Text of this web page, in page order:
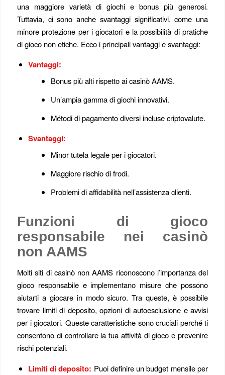
una maggiore varietà di giochi e bonus più generosi.
Tuttavia, ci sono anche svantaggi significativi, come una
minore protezione per i giocatori e la possibilità di pratiche
di gioco non etiche. Ecco i principali vantaggi e svantaggi:
Vantaggi:
Bonus più alti rispetto ai casinò AAMS.
Un’ampia gamma di giochi innovativi.
Métodi di pagamento diversi incluse criptovalute.
Svantaggi:
Minor tutela legale per i giocatori.
Maggiore rischio di frodi.
Problemi di affidabilità nell’assistenza clienti.
Funzioni di gioco
responsabile nei casinò
non AAMS
Molti siti di casinò non AAMS riconoscono l’importanza del
gioco responsabile e implementano misure che possono
aiutarti a giocare in modo sicuro. Tra queste, è possibile
trovare limiti di deposito, opzioni di autoesclusione e avvisi
per i giocatori. Queste caratteristiche sono cruciali perché ti
consentono di controllare la tua attività di gioco e prevenire
rischi potenziali.
Limiti di deposito: Puoi definire un budget mensile per